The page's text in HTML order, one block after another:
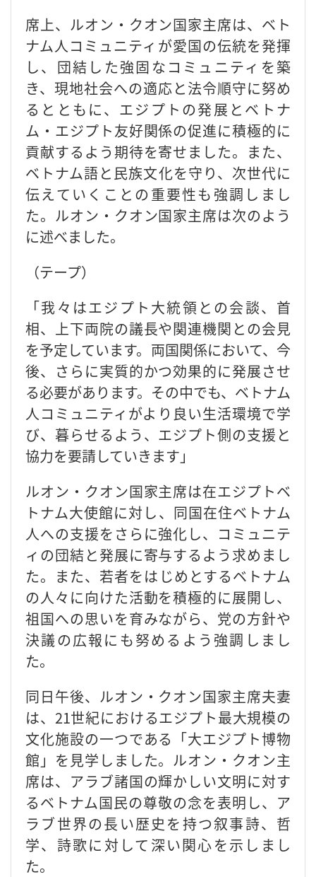
席上、ルオン・クオン国家主席は、ベト
ナム人コミュニティが愛国の伝統を発揮
し、団結した強固なコミュニティを築
き、現地社会への適応と法令順守に努め
るとともに、エジプトの発展とベトナ
ム・エジプト友好関係の促進に積極的に
貢献するよう期待を寄せました。また、
ベトナム語と民族文化を守り、次世代に
伝えていくことの重要性も強調しまし
た。ルオン・クオン国家主席は次のよう
に述べました。
（テープ）
「我々はエジプト大統領との会談、首
相、上下両院の議長や関連機関との会見
を予定しています。両国関係において、今
後、さらに実質的かつ効果的に発展させ
る必要があります。その中でも、ベトナム
人コミュニティがより良い生活環境で学
び、暮らせるよう、エジプト側の支援と
協力を要請していきます」
ルオン・クオン国家主席は在エジプトベ
トナム大使館に対し、同国在住ベトナム
人への支援をさらに強化し、コミュニテ
ィの団結と発展に寄与するよう求めまし
た。また、若者をはじめとするベトナム
の人々に向けた活動を積極的に展開し、
祖国への思いを育みながら、党の方針や
決議の広報にも努めるよう強調しまし
た。
同日午後、ルオン・クオン国家主席夫妻
は、21世紀におけるエジプト最大規模の
文化施設の一つである「大エジプト博物
館」を見学しました。ルオン・クオン主
席は、アラブ諸国の輝かしい文明に対す
るベトナム国民の尊敬の念を表明し、ア
ラブ世界の長い歴史を持つ叙事詩、哲
学、詩歌に対して深い関心を示しまし
た。